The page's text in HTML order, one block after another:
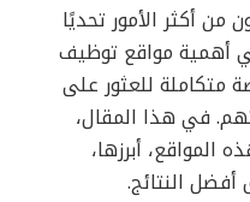
أكثر الأمور تحديًا
أهمية مواقع توظيف
متكاملة للعثور على
في هذا المقال،
المواقع، أبرزها،
النتائج.